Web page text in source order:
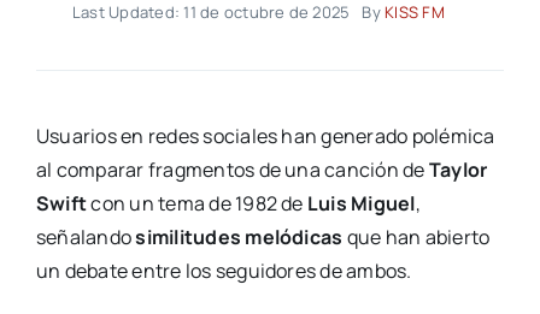
Last Updated: 11 de octubre de 2025 By KISS FM
Usuarios en redes sociales han generado polémica
al comparar fragmentos de una canción deTaylor
Swiftcon un tema de 1982 de Luis Miguel,
señalandosimilitudes melódicas que han abierto
un debate entre los seguidores de ambos.